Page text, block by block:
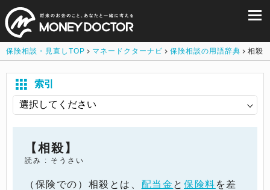
保険相談・見直しTOP マネードクターナビ 保険相談の用語辞典 相殺
索引
【相殺】
読み : そうさい
（保険での）相殺とは、 配当金 と保険料 を差